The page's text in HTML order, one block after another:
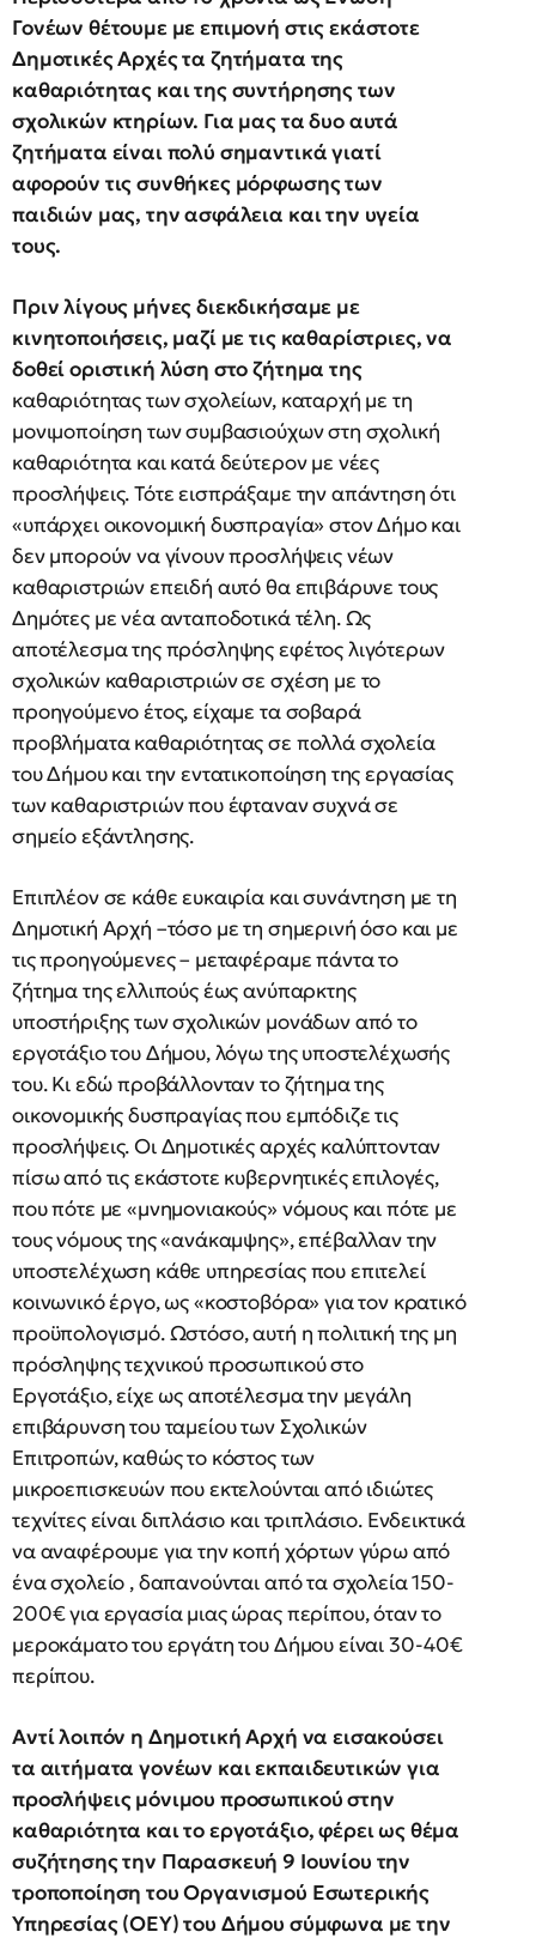
Γονέων θέτουμε με επιμονή στις εκάστοτε
Δημοτικές Αρχές τα ζητήματα της
καθαριότητας και της συντήρησης των
σχολικών κτηρίων. Για μας τα δυο αυτά
ζητήματα είναι πολύ σημαντικά γιατί
αφορούν τις συνθήκες μόρφωσης των
παιδιών μας, την ασφάλεια και την υγεία
τους.
Πριν λίγους μήνες διεκδικήσαμε με
κινητοποιήσεις, μαζί με τις καθαρίστριες, να
δοθεί οριστική λύση στο ζήτημα της
καθαριότητας των σχολείων, καταρχή με τη
μονιμοποίηση των συμβασιούχων στη σχολική
καθαριότητα και κατά δεύτερον με νέες
προσλήψεις. Τότε εισπράξαμε την απάντηση ότι
«υπάρχει οικονομική δυσπραγία» στον Δήμο και
δεν μπορούν να γίνουν προσλήψεις νέων
καθαριστριών επειδή αυτό θα επιβάρυνε τους
Δημότες με νέα ανταποδοτικά τέλη. Ως
αποτέλεσμα της πρόσληψης εφέτος λιγότερων
σχολικών καθαριστριών σε σχέση με το
προηγούμενο έτος, είχαμε τα σοβαρά
προβλήματα καθαριότητας σε πολλά σχολεία
του Δήμου και την εντατικοποίηση της εργασίας
των καθαριστριών που έφταναν συχνά σε
σημείο εξάντλησης.
Επιπλέον σε κάθε ευκαιρία και συνάντηση με τη
Δημοτική Αρχή –τόσο με τη σημερινή όσο και με
τις προηγούμενες – μεταφέραμε πάντα το
ζήτημα της ελλιπούς έως ανύπαρκτης
υποστήριξης των σχολικών μονάδων από το
εργοτάξιο του Δήμου, λόγω της υποστελέχωσής
του. Κι εδώ προβάλλονταν το ζήτημα της
οικονομικής δυσπραγίας που εμπόδιζε τις
προσλήψεις. Οι Δημοτικές αρχές καλύπτονταν
πίσω από τις εκάστοτε κυβερνητικές επιλογές,
που πότε με «μνημονιακούς» νόμους και πότε με
τους νόμους της «ανάκαμψης», επέβαλλαν την
υποστελέχωση κάθε υπηρεσίας που επιτελεί
κοινωνικό έργο, ως «κοστοβόρα» για τον κρατικό
προϋπολογισμό. Ωστόσο, αυτή η πολιτική της μη
πρόσληψης τεχνικού προσωπικού στο
Εργοτάξιο, είχε ως αποτέλεσμα την μεγάλη
επιβάρυνση του ταμείου των Σχολικών
Επιτροπών, καθώς το κόστος των
μικροεπισκευών που εκτελούνται από ιδιώτες
τεχνίτες είναι διπλάσιο και τριπλάσιο. Ενδεικτικά
να αναφέρουμε για την κοπή χόρτων γύρω από
ένα σχολείο , δαπανούνται από τα σχολεία 150-
200€ για εργασία μιας ώρας περίπου, όταν το
μεροκάματο του εργάτη του Δήμου είναι 30-40€
περίπου.
Αντί λοιπόν η Δημοτική Αρχή να εισακούσει
τα αιτήματα γονέων και εκπαιδευτικών για
προσλήψεις μόνιμου προσωπικού στην
καθαριότητα και το εργοτάξιο, φέρει ως θέμα
συζήτησης την Παρασκευή 9 Ιουνίου την
τροποποίηση του Οργανισμού Εσωτερικής
Υπηρεσίας (ΟΕΥ) του Δήμου σύμφωνα με την